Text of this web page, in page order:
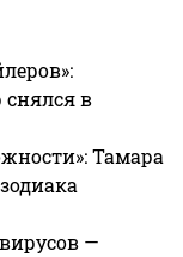
в
Тамара
—